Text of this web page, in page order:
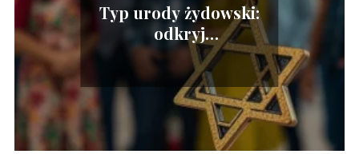
Typ urody żydowski:
odkryj
charakterystyczne cechy
i różnorodność